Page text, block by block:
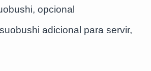
opcional
adicional para servir,